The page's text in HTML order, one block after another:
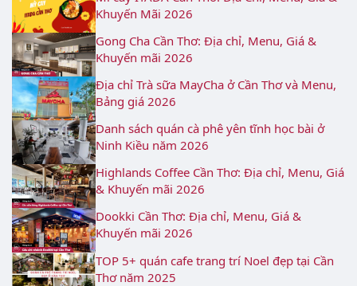
Khuyến Mãi 2026
Gong Cha Cần Thơ: Địa chỉ, Menu, Giá &
Khuyến mãi 2026
Địa chỉ Trà sữa MayCha ở Cần Thơ và Menu,
Bảng giá 2026
Danh sách quán cà phê yên tĩnh học bài ở
Ninh Kiều năm 2026
Highlands Coffee Cần Thơ: Địa chỉ, Menu, Giá
& Khuyến mãi 2026
Dookki Cần Thơ: Địa chỉ, Menu, Giá &
Khuyến mãi 2026
TOP 5+ quán cafe trang trí Noel đẹp tại Cần
Thơ năm 2025